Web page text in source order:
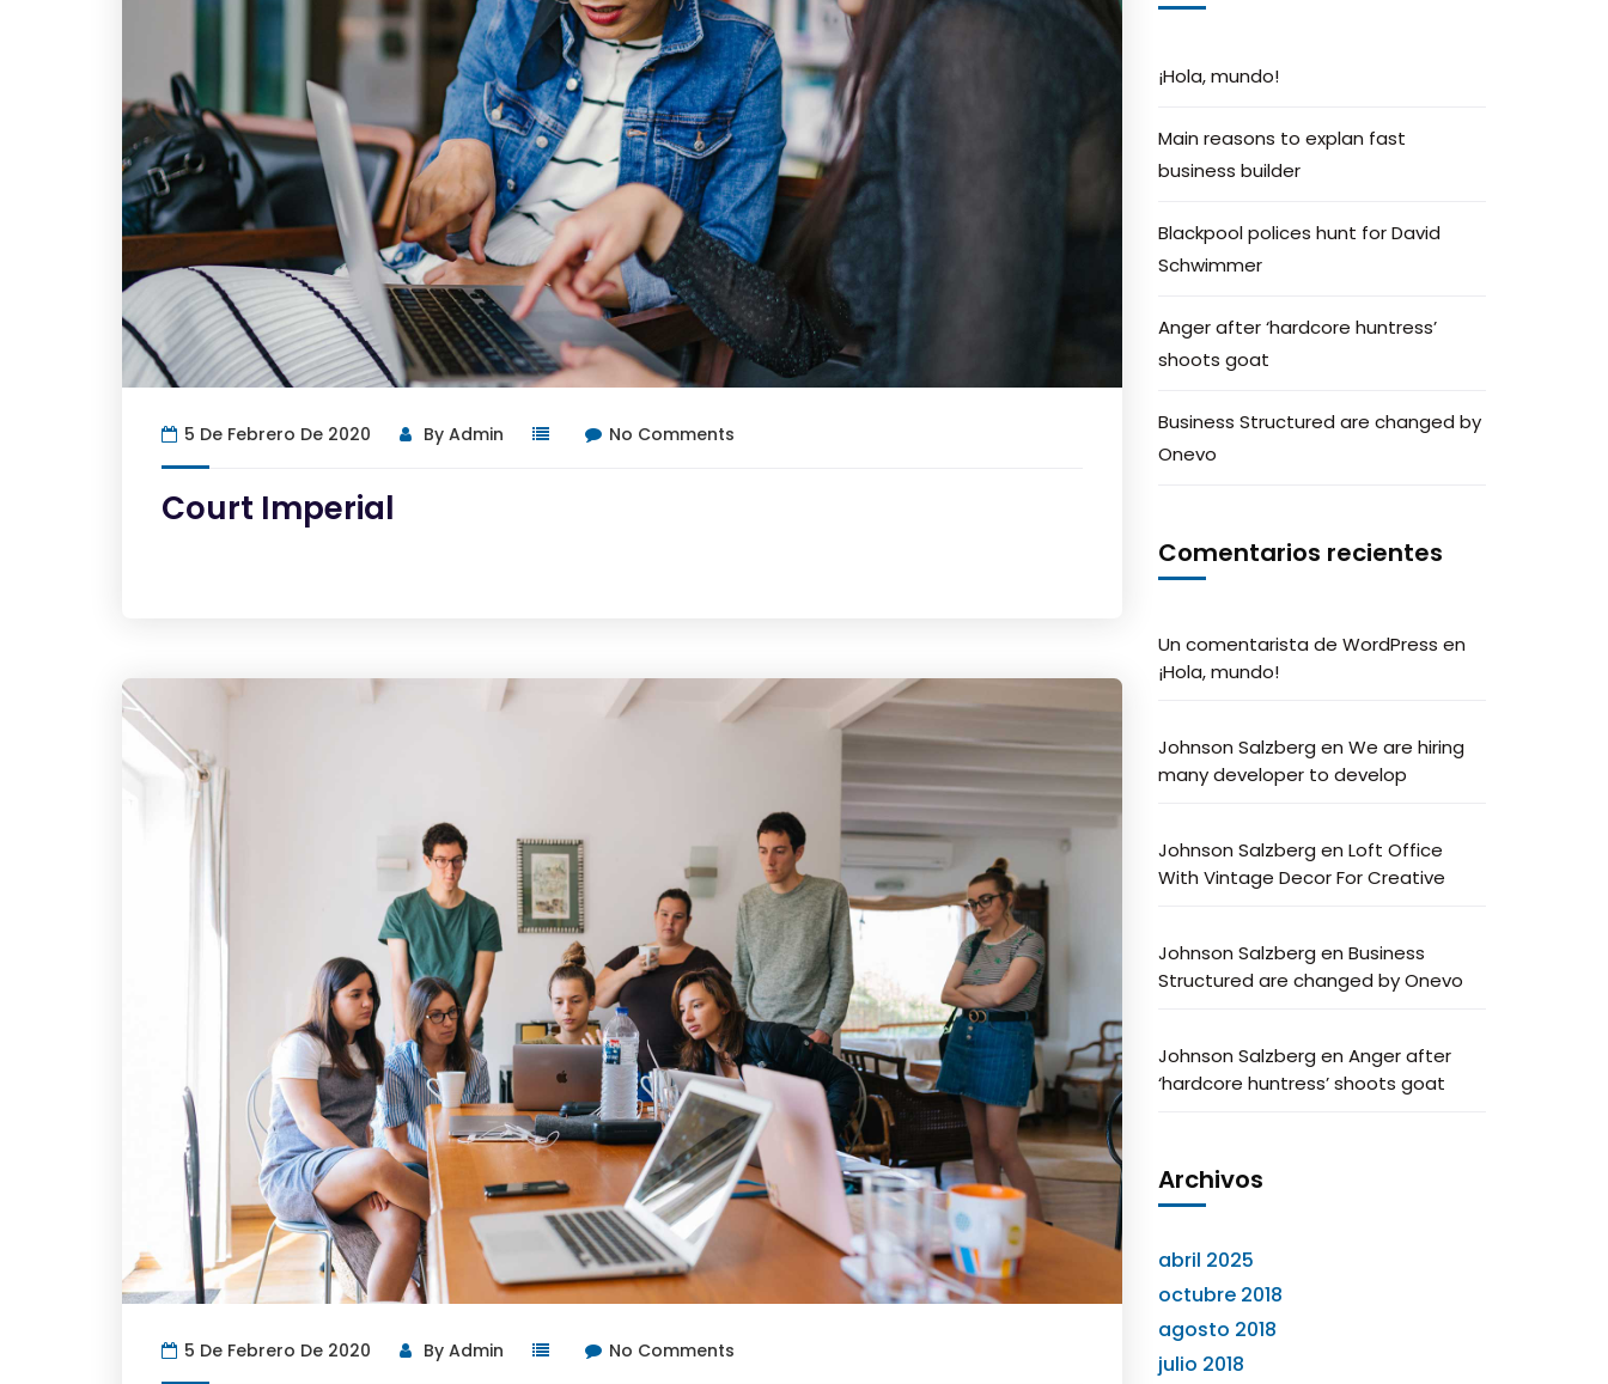
5 De Febrero De 2020 By Admin No Comments
Court Imperial
5 De Febrero De 2020 By Admin No Comments
¡Hola, mundo!
Main reasons to explan fast
business builder
Blackpool polices hunt for David
Schwimmer
Anger after ‘hardcore huntress’
shoots goat
Business Structured are changed by
Onevo
Comentarios recientes
Un comentarista de WordPress en
¡Hola, mundo!
Johnson Salzberg en We are hiring
many developer to develop
Johnson Salzberg en Loft Office
With Vintage Decor For Creative
Johnson Salzberg en Business
Structured are changed by Onevo
Johnson Salzberg en Anger after
‘hardcore huntress’ shoots goat
Archivos
abril 2025
octubre 2018
agosto 2018
julio 2018